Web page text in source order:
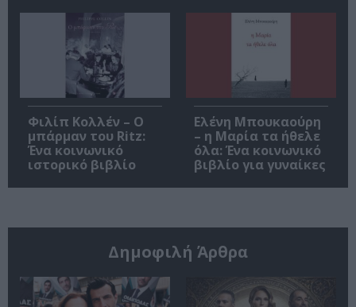
Φιλίπ Κολλέν – Ο
μπάρμαν του Ritz:
Ένα κοινωνικό
ιστορικό βιβλίο
Ελένη Μπουκαούρη
– η Μαρία τα ήθελε
όλα: Ένα κοινωνικό
βιβλίο για γυναίκες
Δημοφιλή Άρθρα